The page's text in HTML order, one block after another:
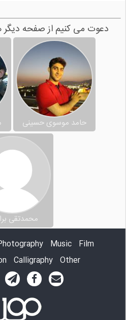
دعوت می کنیم از صفحه دیگر
حامد موسوی حسینی
محمدتقی
Music
Film
Calligraphy Other